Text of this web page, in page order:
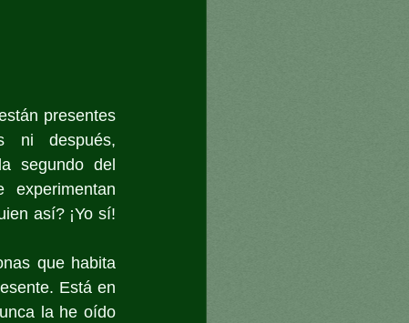
presentes
ni después,
segundo del
así? ¡Yo sí!
que habita
Está en
la he oído